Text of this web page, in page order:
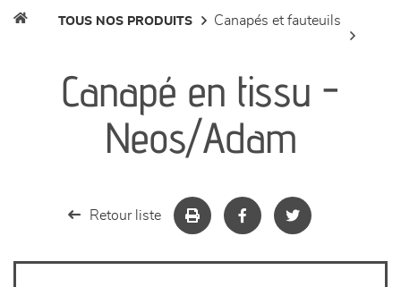
séjours
meubles de complément
chambres et dressing
literie
TOUS NOS PRODUITS canapés et fauteuils
Canapé en tissu -
Neos/Adam
Retour liste